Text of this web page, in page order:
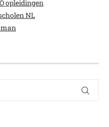
opleidingen
NL